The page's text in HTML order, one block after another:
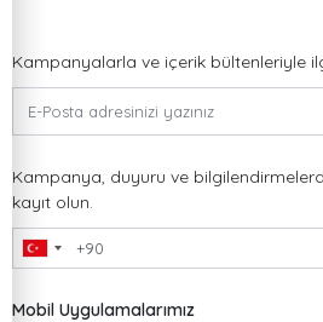
Kampanyalarla ve içerik bültenleriyle
Kampanya, duyuru ve
kayıt olun.
Mobil Uygulamalarımız